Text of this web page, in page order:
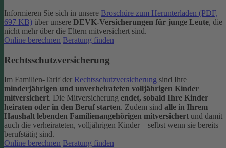
Informieren Sie sich in unsere Broschüre zum Herunterladen (PDF,
697 KB) über unsere DEVK-Versicherungen für junge Leute, die
nicht mehr über die Eltern mitversichert sind.
Online berechnen Beratung finden
Rechtsschutzversicherung
Im Familien-Tarif der Rechtsschutzversicherung sind Ihre
minderjährigen und unverheirateten volljährigen Kinder
mitversichert. Die Mitversicherung endet, sobald Ihre Kinder
heiraten oder in den Beruf starten. Zudem sind alle in Ihrem
Haushalt lebenden Familienangehörigen mitversichert und damit
auch die verheirateten, volljährigen Kinder – selbst wenn sie bereits
berufstätig sind.
Online berechnen Beratung finden